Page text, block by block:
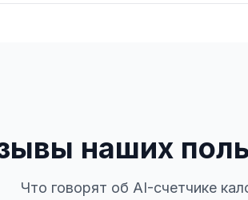
наших
Что говорят об AI-счетчике